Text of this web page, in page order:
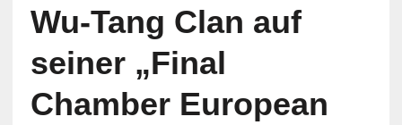
Wu-Tang Clan auf
seiner „Final
Chamber European